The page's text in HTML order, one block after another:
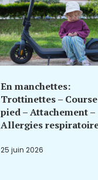
En manchettes:
Trottinettes –
pied – Attachement –
Allergies
25 juin 2026